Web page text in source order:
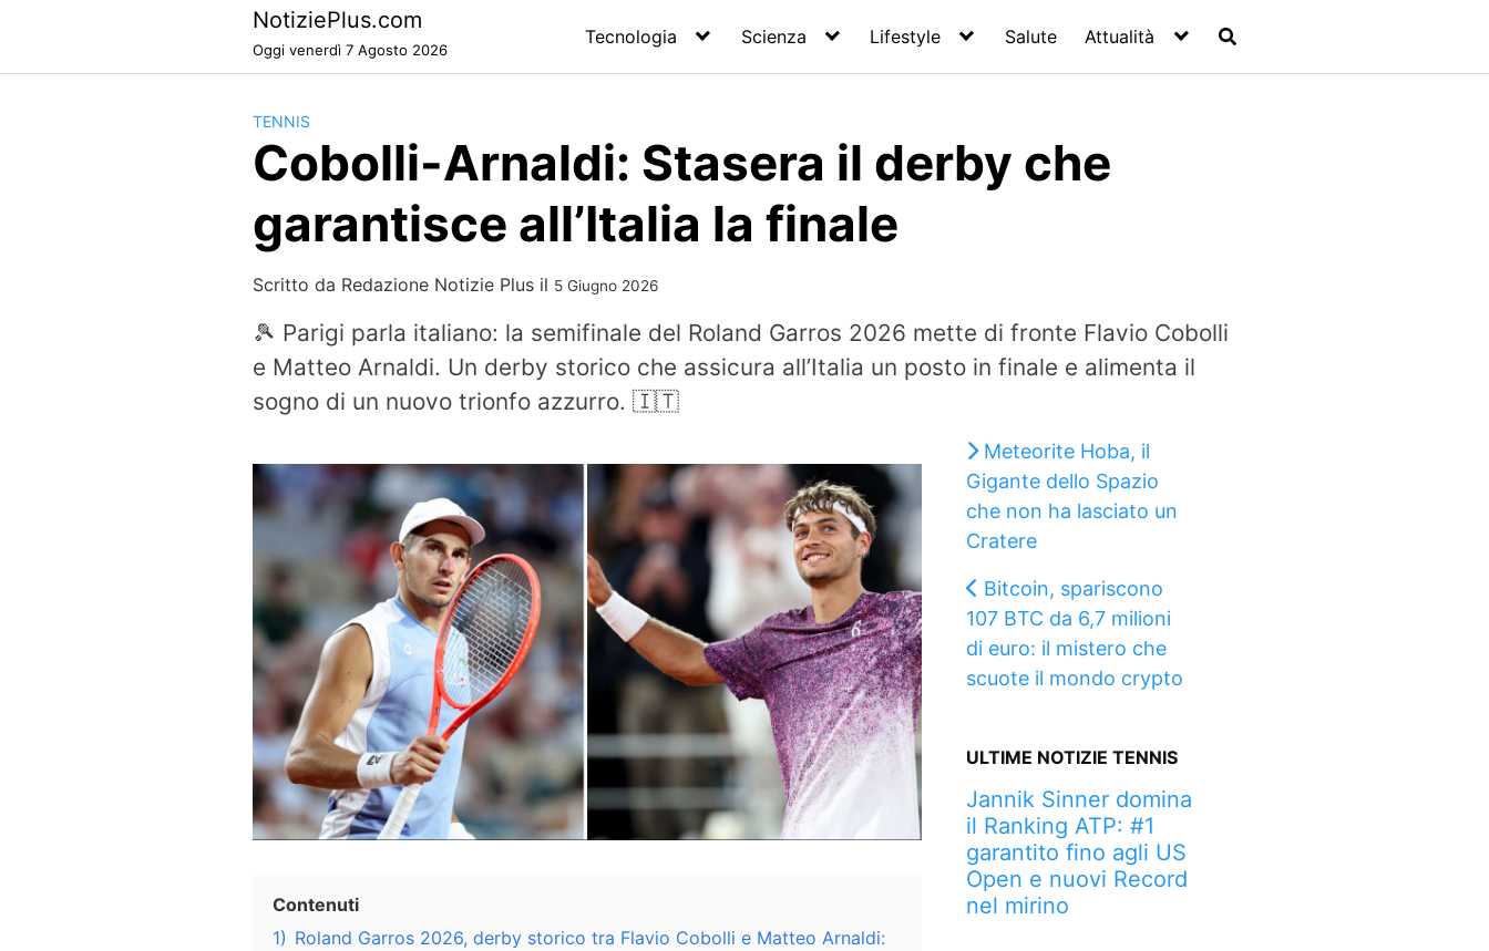
NotiziePlus.com
Oggi venerdì 7 Agosto 2026
Tecnologia Scienza Lifestyle Salute Attualità
TENNIS
Cobolli-Arnaldi: Stasera il derby che
garantisce all’Italia la finale
Scritto da Redazione Notizie Plus il 5 Giugno 2026
🎾 Parigi parla italiano: la semifinale del Roland Garros 2026 mette di fronte Flavio Cobolli
e Matteo Arnaldi. Un derby storico che assicura all’Italia un posto in finale e alimenta il
sogno di un nuovo trionfo azzurro. 🇮🇹
Contenuti
1) Roland Garros 2026, derby storico tra Flavio Cobolli e Matteo Arnaldi:
Meteorite Hoba, il
Gigante dello Spazio
che non ha lasciato un
Cratere
Bitcoin, spariscono
107 BTC da 6,7 milioni
di euro: il mistero che
scuote il mondo crypto
ULTIME NOTIZIE TENNIS
Jannik Sinner domina
il Ranking ATP: #1
garantito fino agli US
Open e nuovi Record
nel mirino